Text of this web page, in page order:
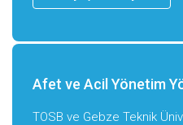
Afet ve Acil Yönetim
TOSB ve Gebze Teknik